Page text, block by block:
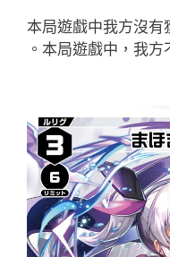
本局遊戲中我方沒有
。本局遊戲中，我